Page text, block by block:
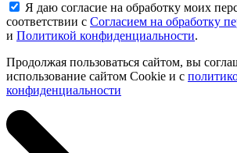
Я даю согласие на обработку моих
соответствии с Согласием на обработку
и Политикой конфиденциальности.
Продолжая пользоваться сайтом, вы
использование сайтом Cookie и с
конфиденциальности